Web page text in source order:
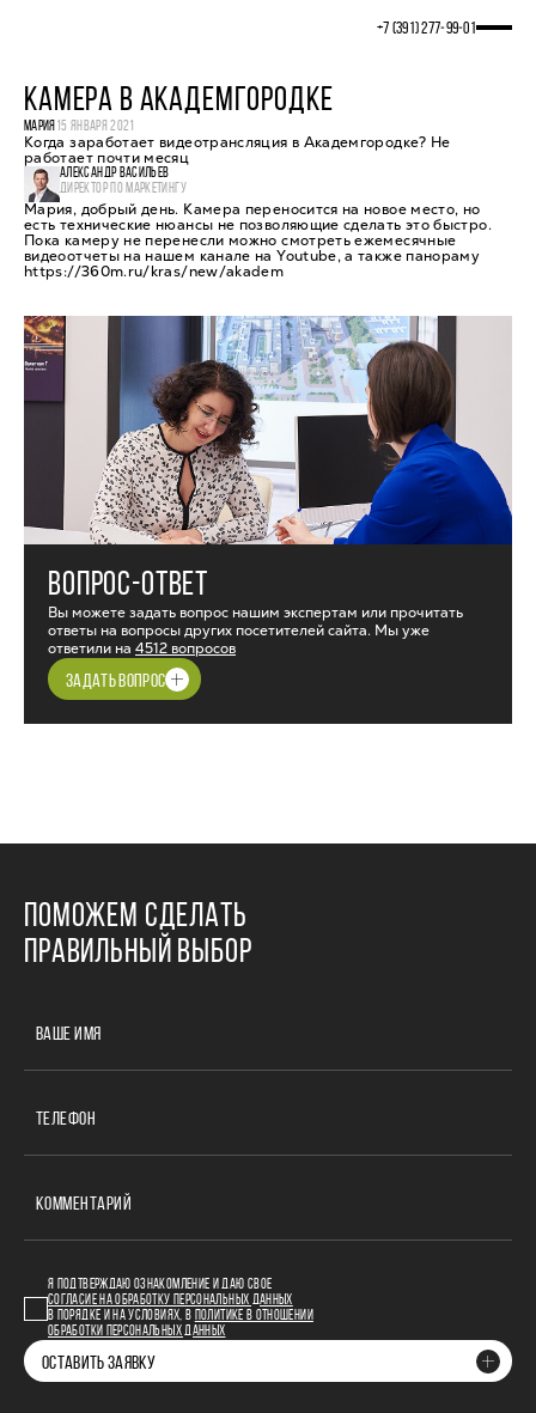
+7 (391) 277‒99‒01
КАМЕРА В АКАДЕМГОРОДКЕ
МАРИЯ 15 ЯНВАРЯ 2021
Когда заработает видеотрансляция в Академгородке? Не
работает почти месяц
АЛЕКСАНДР ВАСИЛЬЕВ
ДИРЕКТОР ПО МАРКЕТИНГУ
Мария, добрый день. Камера переносится на новое место, но
есть технические нюансы не позволяющие сделать это быстро.
Пока камеру не перенесли можно смотреть ежемесячные
видеоотчеты на нашем канале на Youtube, а также панораму
https://360m.ru/kras/new/akadem
ВОПРОС-ОТВЕТ
Вы можете задать вопрос нашим экспертам или прочитать
ответы на вопросы других посетителей сайта. Мы уже
ответили на 4512 вопросов
ЗАДАТЬ ВОПРОС
ПОМОЖЕМ СДЕЛАТЬ
ПРАВИЛЬНЫЙ ВЫБОР
ВАШЕ ИМЯ
ТЕЛЕФОН
КОММЕНТАРИЙ
Я ПОДТВЕРЖДАЮ ОЗНАКОМЛЕНИЕ И ДАЮ СВОЕ
СОГЛАСИЕ НА ОБРАБОТКУ ПЕРСОНАЛЬНЫХ ДАННЫХ
В ПОРЯДКЕ И НА УСЛОВИЯХ, В
ПОЛИТИКЕ В ОТНОШЕНИИ
ОБРАБОТКИ ПЕРСОНАЛЬНЫХ ДАННЫХ
ОСТАВИТЬ ЗАЯВКУ